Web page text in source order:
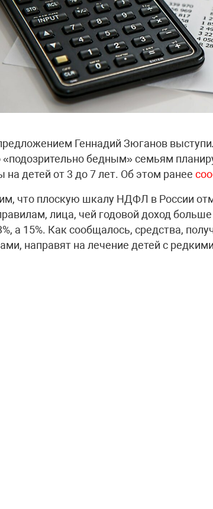
Геннадий Зюганов
«подозрительно бедным» семьям
на детей от 3 до 7 лет. Об этом ранее
что плоскую шкалу НДФЛ в России
лица, чей годовой доход
а 15%. Как сообщалось, средства,
направят на лечение детей с